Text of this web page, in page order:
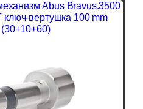
Abus Bravus.3500
ключ-вертушка 100 mm
(30+10+60)